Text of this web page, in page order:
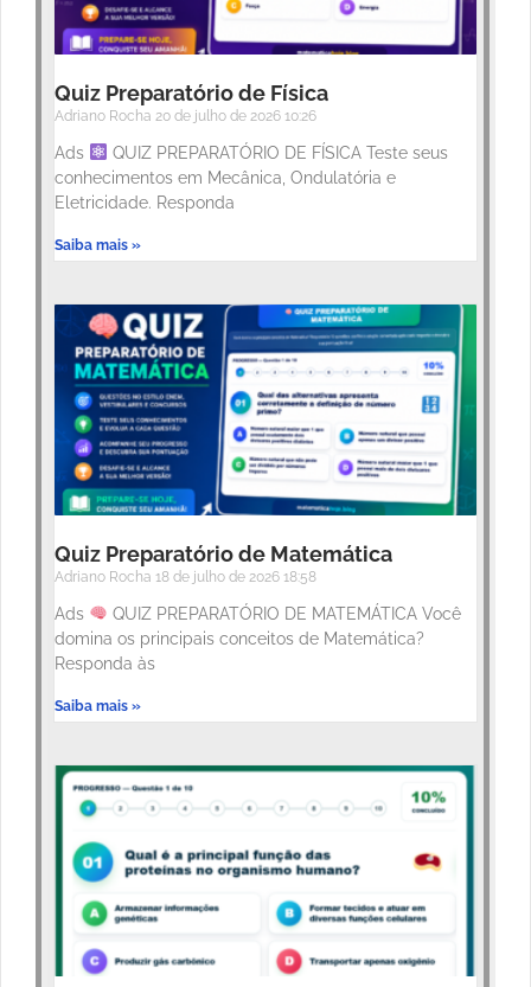
Quiz Preparatório de Física
Adriano Rocha 20 de julho de 2026 10:26
Ads
QUIZ PREPARATÓRIO DE FÍSICA Teste seus
conhecimentos em Mecânica, Ondulatória e
Eletricidade. Responda
Saiba mais »
Quiz Preparatório de Matemática
Adriano Rocha 18 de julho de 2026 18:58
Ads
QUIZ PREPARATÓRIO DE MATEMÁTICA Você
domina os principais conceitos de Matemática?
Responda às
Saiba mais »